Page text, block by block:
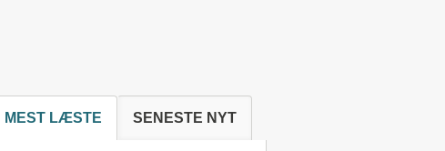
MEST LÆSTE SENESTE NYT